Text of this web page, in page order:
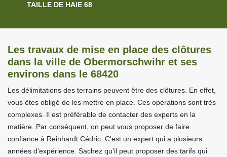
TAILLE DE HAIE 68
Les travaux de mise en place des clôtures
dans la ville de Obermorschwihr et ses
environs dans le 68420
Les délimitations des terrains peuvent être des clôtures. En effet,
vous êtes obligé de les mettre en place. Ces opérations sont très
complexes. Il est préférable de contacter des experts en la
matière. Par conséquent, on peut vous proposer de faire
confiance à Reinhardt Cédric. C'est un expert qui a plusieurs
années d'expérience. Sachez qu'il peut proposer des tarifs qui